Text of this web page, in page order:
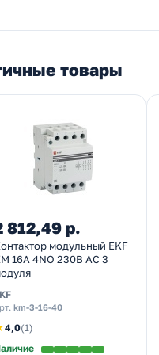
товары
812,49 р.
модульный EKF
16А 4NO 230В AC 3
km-3-16-40
4,0(1)